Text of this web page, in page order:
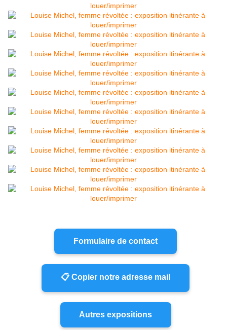
Formulaire de contact
📋 Copier notre adresse mail
Autres expositions